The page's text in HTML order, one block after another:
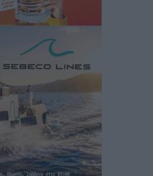
νέο απόκτημα ο
στο γήπεδο,